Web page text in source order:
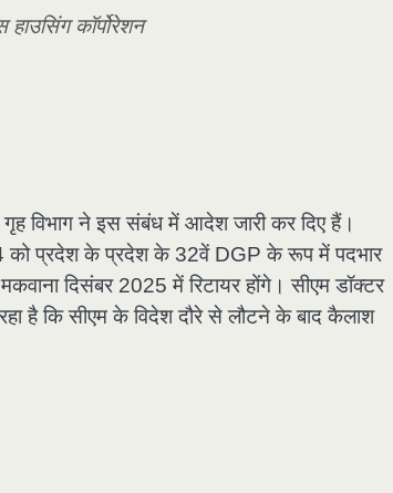
कॉर्पोरेशन
विभाग ने इस संबंध में आदेश जारी कर दिए हैं।
को प्रदेश के प्रदेश के 32वें DGP के रूप में पदभार
दिसंबर 2025 में रिटायर होंगे। सीएम डॉक्टर
है कि सीएम के विदेश दौरे से लौटने के बाद कैलाश